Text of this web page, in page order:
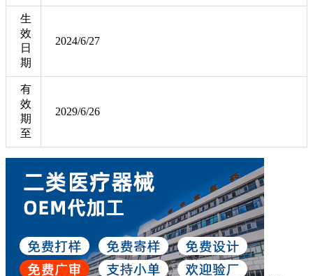
生
效
日
期
2024/6/27
有
效
期
至
2029/6/26